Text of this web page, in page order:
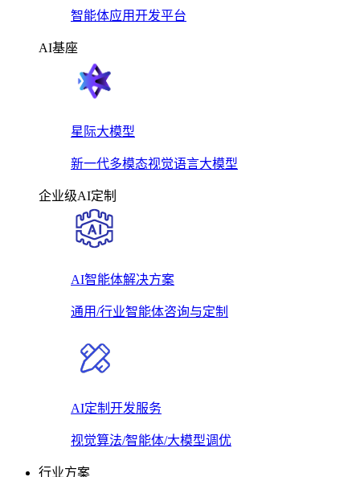
智能体应用开发平台
AI基座
星际大模型
新一代多模态视觉语言大模型
企业级AI定制
AI智能体解决方案
通用/行业智能体咨询与定制
AI定制开发服务
视觉算法/智能体/大模型调优
行业方案